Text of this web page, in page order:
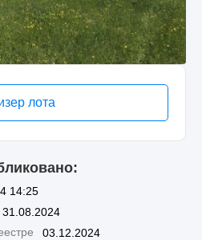
лота
14:25
31.08.2024
03.12.2024